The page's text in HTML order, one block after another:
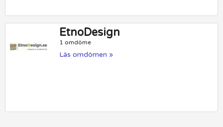
EtnoDesign
1 omdöme
Läs omdömen »